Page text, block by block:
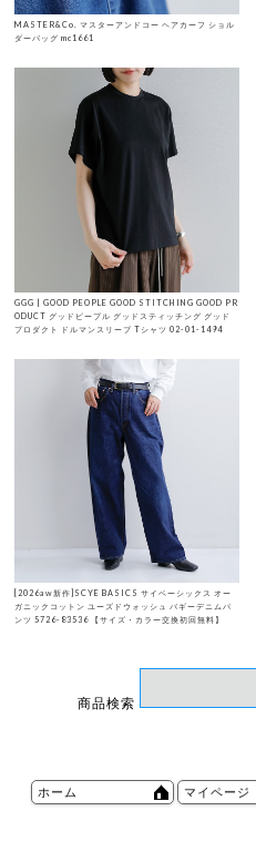
MASTER&Co. マスターアンドコー ヘアカーフ ショル
ダーバッグ mc1661
GGG | GOOD PEOPLE GOOD STITCHING GOOD PR
ODUCT グッドピープル グッドスティッチング グッド
プロダクト ドルマンスリーブ Tシャツ 02-01-1494
[2026aw新作]SCYE BASICS サイベーシックス オー
ガニックコットン ユーズドウォッシュ バギーデニムパ
ンツ 5726-83536 【サイズ・カラー交換初回無料】
商品検索
ホーム マイページ